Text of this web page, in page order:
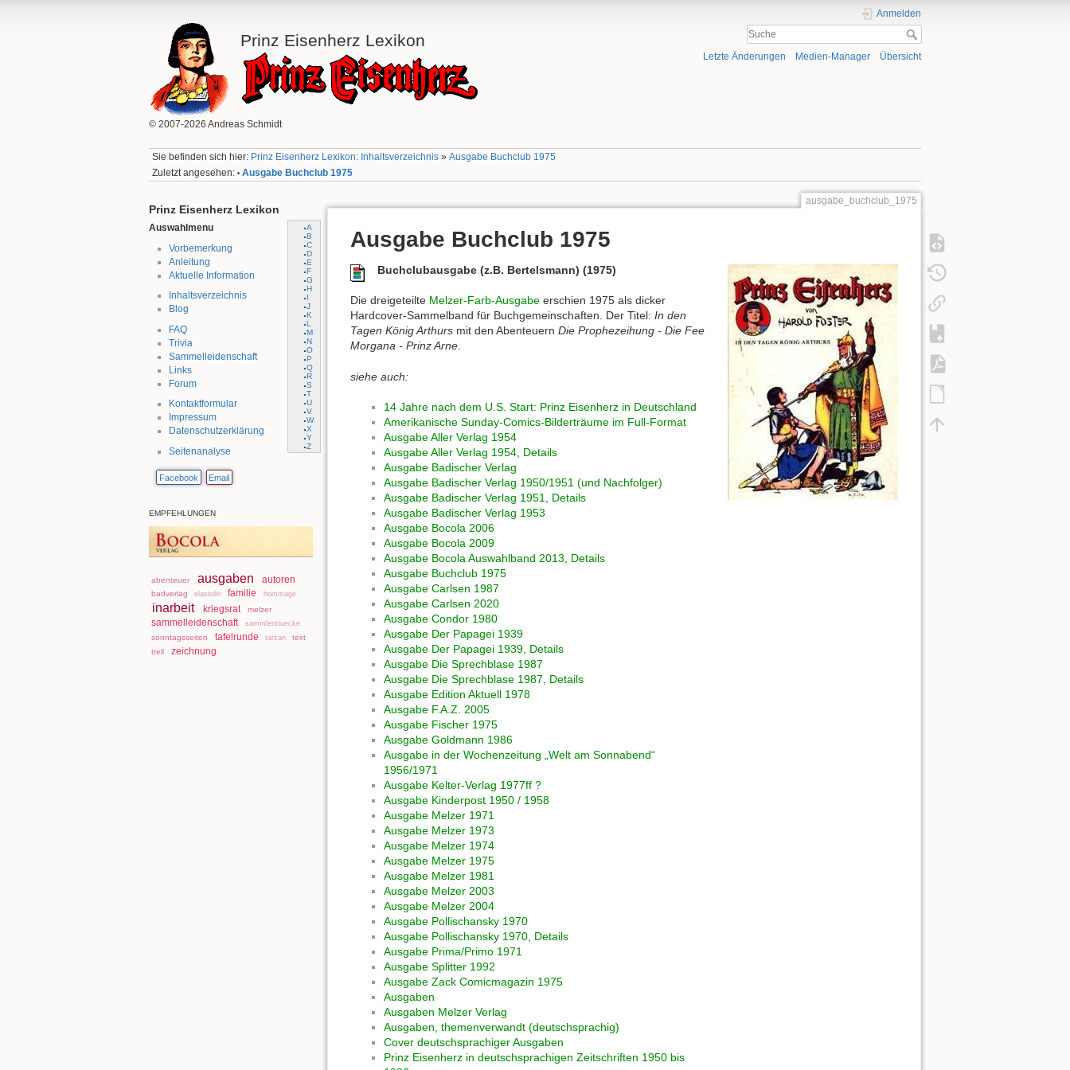
Prinz Eisenherz Lexikon
© 2007-2026 Andreas Schmidt
Anmelden
Letzte Änderungen Medien-Manager Übersicht
Sie befinden sich hier: Prinz Eisenherz Lexikon: Inhaltsverzeichnis »Ausgabe Buchclub 1975
Zuletzt angesehen: • Ausgabe Buchclub 1975
Prinz Eisenherz Lexikon
Auswahlmenu
A
B
C
D
E
F
G
H
I
J
K
L
M
N
O
P
Q
R
S
T
U
V
W
X
Y
Z
Vorbemerkung
Anleitung
Aktuelle Information
Inhaltsverzeichnis
Blog
FAQ
Trivia
Sammelleidenschaft
Links
Forum
Kontaktformular
Impressum
Datenschutzerklärung
Seitenanalyse
Facebook Email
EMPFEHLUNGEN
abenteuer ausgaben autoren
badverlag elastolin familie hommage
inarbeit kriegsrat melzer
sammelleidenschaft sammlerstuecke
sonntagsseiten tafelrunde tarzan
text
trell
zeichnung
ausgabe_buchclub_1975
Ausgabe Buchclub 1975
Buchclubausgabe (z.B. Bertelsmann) (1975)
Die dreigeteilte Melzer-Farb-Ausgabe erschien 1975 als dicker
Hardcover-Sammelband für Buchgemeinschaften. Der Titel: In den
Tagen König Arthurs mit den Abenteuern Die Prophezeihung - Die Fee
Morgana - Prinz Arne.
siehe auch:
14 Jahre nach dem U.S. Start: Prinz Eisenherz in Deutschland
Amerikanische Sunday-Comics-Bilderträume im Full-Format
Ausgabe Aller Verlag 1954
Ausgabe Aller Verlag 1954, Details
Ausgabe Badischer Verlag
Ausgabe Badischer Verlag 1950/1951 (und Nachfolger)
Ausgabe Badischer Verlag 1951, Details
Ausgabe Badischer Verlag 1953
Ausgabe Bocola 2006
Ausgabe Bocola 2009
Ausgabe Bocola Auswahlband 2013, Details
Ausgabe Buchclub 1975
Ausgabe Carlsen 1987
Ausgabe Carlsen 2020
Ausgabe Condor 1980
Ausgabe Der Papagei 1939
Ausgabe Der Papagei 1939, Details
Ausgabe Die Sprechblase 1987
Ausgabe Die Sprechblase 1987, Details
Ausgabe Edition Aktuell 1978
Ausgabe F.A.Z. 2005
Ausgabe Fischer 1975
Ausgabe Goldmann 1986
Ausgabe in der Wochenzeitung „Welt am Sonnabend“
1956/1971
Ausgabe Kelter-Verlag 1977ff ?
Ausgabe Kinderpost 1950 / 1958
Ausgabe Melzer 1971
Ausgabe Melzer 1973
Ausgabe Melzer 1974
Ausgabe Melzer 1975
Ausgabe Melzer 1981
Ausgabe Melzer 2003
Ausgabe Melzer 2004
Ausgabe Pollischansky 1970
Ausgabe Pollischansky 1970, Details
Ausgabe Prima/Primo 1971
Ausgabe Splitter 1992
Ausgabe Zack Comicmagazin 1975
Ausgaben
Ausgaben Melzer Verlag
Ausgaben, themenverwandt (deutschsprachig)
Cover deutschsprachiger Ausgaben
Prinz Eisenherz in deutschsprachigen Zeitschriften 1950 bis